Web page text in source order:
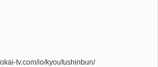
tv.com/io/kyoufushinbun/